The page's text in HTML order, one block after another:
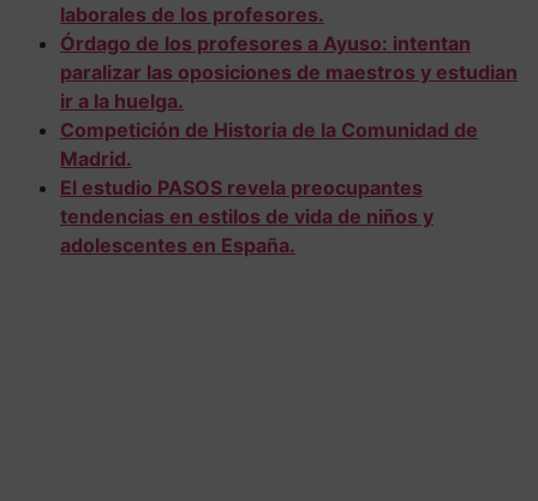
laborales de los profesores.
Órdago de los profesores a Ayuso: intentan
paralizar las oposiciones de maestros y estudian
ir a la huelga.
Competición de Historia de la Comunidad de
Madrid.
El estudio PASOS revela preocupantes
tendencias en estilos de vida de niños y
adolescentes en España.